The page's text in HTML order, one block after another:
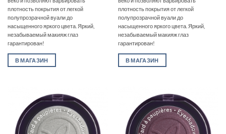
плотность покрытия от легкой
полупрозрачной вуали до
насыщенного яркого цвета. Яркий,
незабываемый макияж глаз
гарантирован!
В МАГАЗИН
плотность покрытия от легкой
полупрозрачной вуали до
насыщенного яркого цвета. Яркий,
незабываемый макияж глаз
гарантирован!
В МАГАЗИН